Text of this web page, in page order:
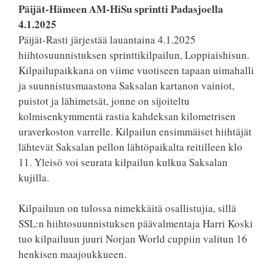
Päijät-Hämeen AM-HiSu sprintti Padasjoella
4.1.2025
Päijät-Rasti järjestää lauantaina 4.1.2025
hiihtosuunnistuksen sprinttikilpailun, Loppiaishisun.
Kilpailupaikkana on viime vuotiseen tapaan uimahalli
ja suunnistusmaastona Saksalan kartanon vainiot,
puistot ja lähimetsät, jonne on sijoiteltu
kolmisenkymmentä rastia kahdeksan kilometrisen
uraverkoston varrelle. Kilpailun ensimmäiset hiihtäjät
lähtevät Saksalan pellon lähtöpaikalta reitilleen klo
11. Yleisö voi seurata kilpailun kulkua Saksalan
kujilla.
Kilpailuun on tulossa nimekkäitä osallistujia, sillä
SSL:n hiihtosuunnistuksen päävalmentaja Harri Koski
tuo kilpailuun juuri Norjan World cuppiin valitun 16
henkisen maajoukkueen.